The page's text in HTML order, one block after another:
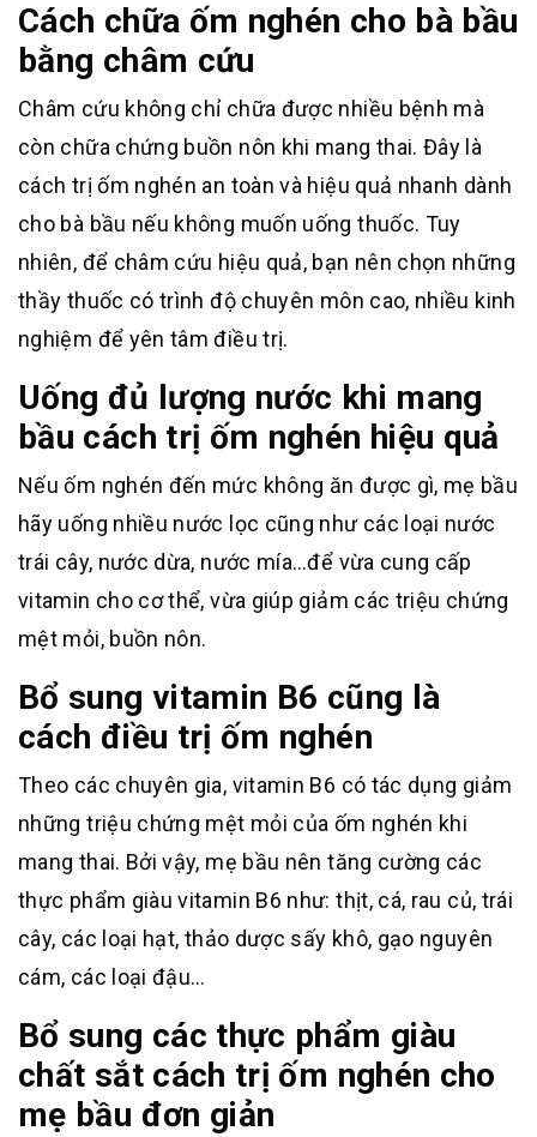
Cách chữa ốm nghén cho bà bầu
bằng châm cứu
Châm cứu không chỉ chữa được nhiều bệnh mà
còn chữa chứng buồn nôn khi mang thai. Đây là
cách trị ốm nghén an toàn và hiệu quả nhanh dành
cho bà bầu nếu không muốn uống thuốc. Tuy
nhiên, để châm cứu hiệu quả, bạn nên chọn những
thầy thuốc có trình độ chuyên môn cao, nhiều kinh
nghiệm để yên tâm điều trị.
Uống đủ lượng nước khi mang
bầu cách trị ốm nghén hiệu quả
Nếu ốm nghén đến mức không ăn được gì, mẹ bầu
hãy uống nhiều nước lọc cũng như các loại nước
trái cây, nước dừa, nước mía…để vừa cung cấp
vitamin cho cơ thể, vừa giúp giảm các triệu chứng
mệt mỏi, buồn nôn.
Bổ sung vitamin B6 cũng là
cách điều trị ốm nghén
Theo các chuyên gia, vitamin B6 có tác dụng giảm
những triệu chứng mệt mỏi của ốm nghén khi
mang thai. Bởi vậy, mẹ bầu nên tăng cường các
thực phẩm giàu vitamin B6 như: thịt, cá, rau củ, trái
cây, các loại hạt, thảo dược sấy khô, gạo nguyên
cám, các loại đậu…
Bổ sung các thực phẩm giàu
chất sắt cách trị ốm nghén cho
mẹ bầu đơn giản